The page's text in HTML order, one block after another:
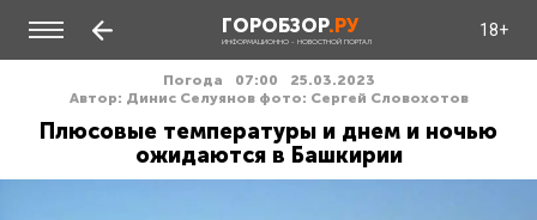
ГОРОБЗОР.РУ
ИНФОРМАЦИОННО - НОВОСТНОЙ ПОРТАЛ
18+
Погода 07:00
25.03.2023
Автор: Динис Селуянов фото: Сергей Словохотов
Плюсовые температуры и днем и ночью
ожидаются в Башкирии